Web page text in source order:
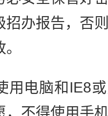
招办报告，否
电脑和IE8或
，不得使用手